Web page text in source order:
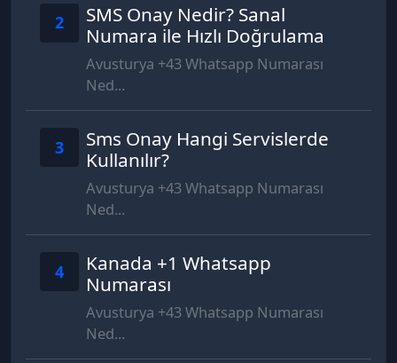
2
SMS Onay Nedir? Sanal
Numara ile Hızlı Doğrulama
Avusturya +43 Whatsapp Numarası
Ned...
3
Sms Onay Hangi Servislerde
Kullanılır?
Avusturya +43 Whatsapp Numarası
Ned...
4
Kanada +1 Whatsapp
Numarası
Avusturya +43 Whatsapp Numarası
Ned...